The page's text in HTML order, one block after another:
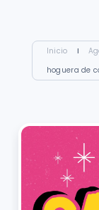
Inicio I
hoguera de